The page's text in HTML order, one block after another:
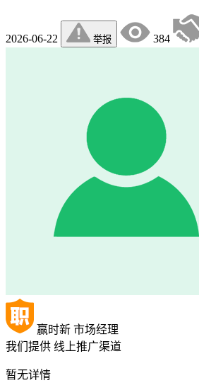
2026-06-22 举报 384
赢时新 市场经理
我们提供 线上推广渠道
暂无详情